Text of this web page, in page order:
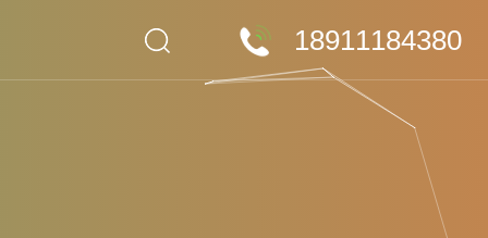
18911184380